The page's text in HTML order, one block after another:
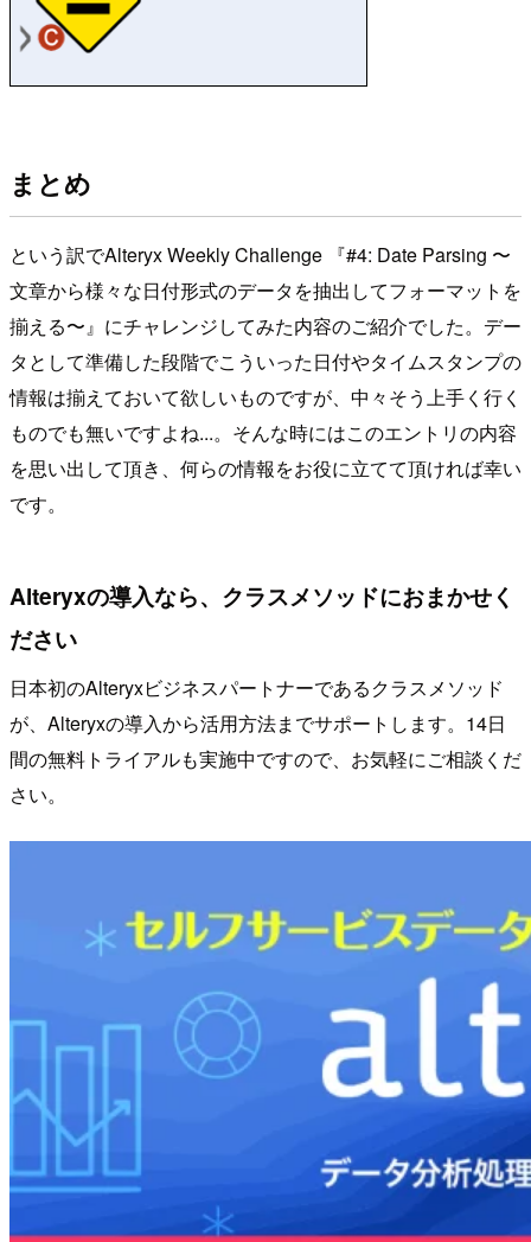
まとめ
という訳でAlteryx Weekly Challenge 『#4: Date Parsing 〜
文章から様々な日付形式のデータを抽出してフォーマットを
揃える〜』にチャレンジしてみた内容のご紹介でした。デー
タとして準備した段階でこういった日付やタイムスタンプの
情報は揃えておいて欲しいものですが、中々そう上手く行く
ものでも無いですよね...。そんな時にはこのエントリの内容
を思い出して頂き、何らの情報をお役に立てて頂ければ幸い
です。
Alteryxの導入なら、クラスメソッドにおまかせく
ださい
日本初のAlteryxビジネスパートナーであるクラスメソッド
が、Alteryxの導入から活用方法までサポートします。14日
間の無料トライアルも実施中ですので、お気軽にご相談くだ
さい。